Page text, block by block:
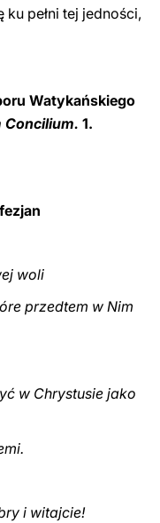
pełni tej jedności,
Watykańskiego
Concilium. 1.
woli
przedtem w Nim
w Chrystusie jako
i witajcie!